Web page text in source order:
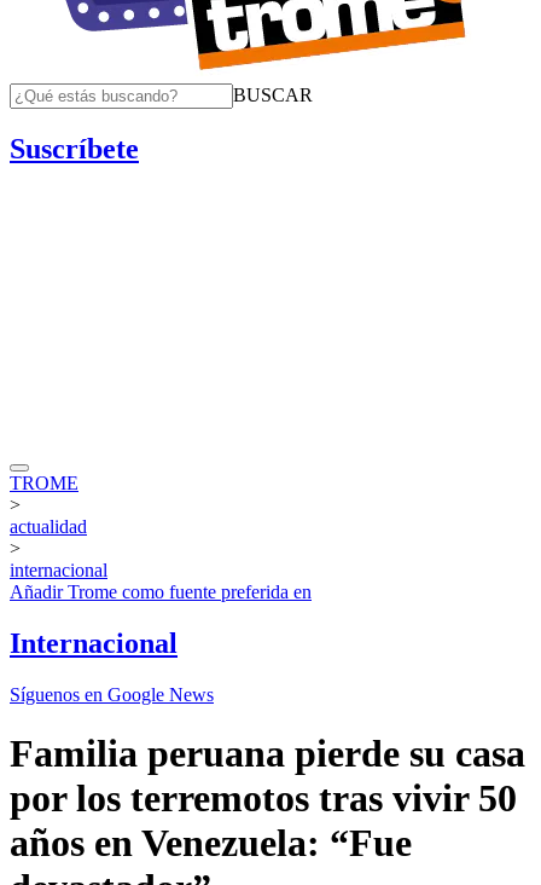
BUSCAR
Suscríbete
TROME
>
actualidad
>
internacional
AñadirTrome como fuente preferida en
Internacional
Síguenos en Google News
Familia peruana pierde su casa
por los terremotos tras vivir 50
años en Venezuela: “Fue